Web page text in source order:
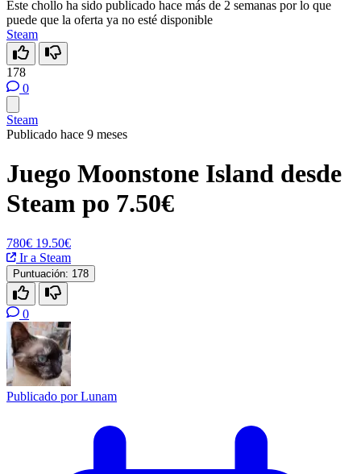
Este chollo ha sido publicado hace más de 2 semanas por lo que
puede que la oferta ya no esté disponible
Steam
178
0
Steam
Publicado hace 9 meses
Juego Moonstone Island desde
Steam po 7.50€
780€ 19.50€
Ir a Steam
Puntuación: 178
0
Publicado porLunam